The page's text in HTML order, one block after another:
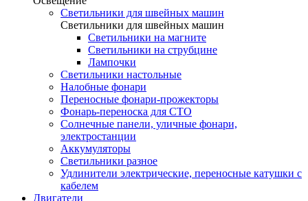
Светильники для швейных машин
Светильники для швейных машин
Светильники на магните
Светильники на струбцине
Лампочки
Светильники настольные
Налобные фонари
Переносные фонари-прожекторы
Фонарь-переноска для СТО
Солнечные панели, уличные фонари,
электростанции
Аккумуляторы
Светильники разное
Удлинители электрические, переносные катушки с
кабелем
Двигатели